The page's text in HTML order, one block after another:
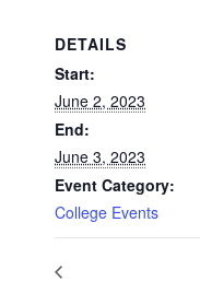
DETAILS
Start:
June 2, 2023
End:
June 3, 2023
Event Category:
College Events